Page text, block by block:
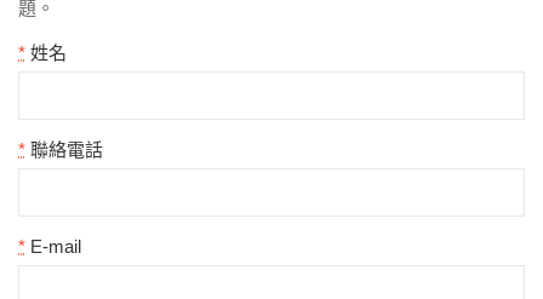
題。
* 姓名
* 聯絡電話
* E-mail